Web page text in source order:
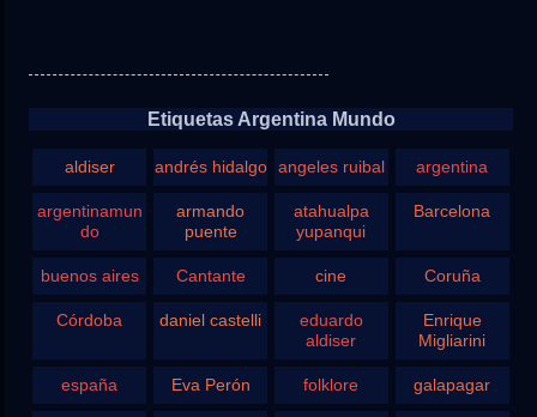
Etiquetas Argentina Mundo
aldiser andrés hidalgo angeles ruibal argentina
argentinamun
do
armando
puente
atahualpa
yupanqui
Barcelona
buenos aires Cantante cine Coruña
Córdoba daniel castelli
eduardo
aldiser
Enrique
Migliarini
españa Eva Perón folklore galapagar